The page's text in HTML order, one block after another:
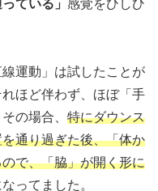
ている」 感覚をひしひ
運動」は試したことが
ほど伴わず、ほぼ「手
の場合、 特にダウンス
通り過ぎた後、「体か
で、「脇」が開く形に
なってました。